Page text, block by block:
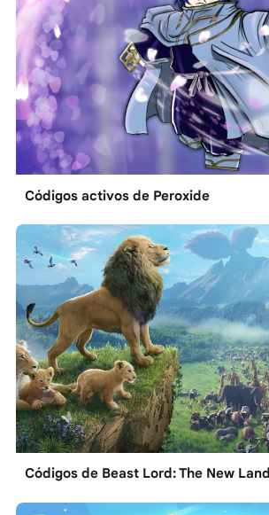
Códigos activos de Peroxide
Códigos de Beast Lord: The New Land